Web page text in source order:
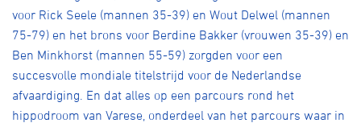
voor Rick Seele (mannen 35-39) en Wout Delwel (mannen
75-79) en het brons voor Berdine Bakker (vrouwen 35-39) en
Ben Minkhorst (mannen 55-59) zorgden voor een
succesvolle mondiale titelstrijd voor de Nederlandse
afvaardiging. En dat alles op een parcours rond het
hippodroom van Varese, onderdeel van het parcours waar in